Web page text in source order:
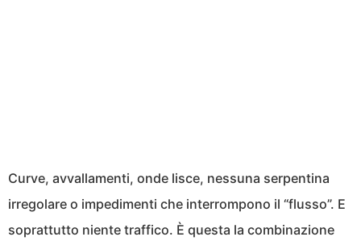
Curve, avvallamenti, onde lisce, nessuna serpentina
irregolare o impedimenti che interrompono il “flusso”. E
soprattutto niente traffico. È questa la combinazione